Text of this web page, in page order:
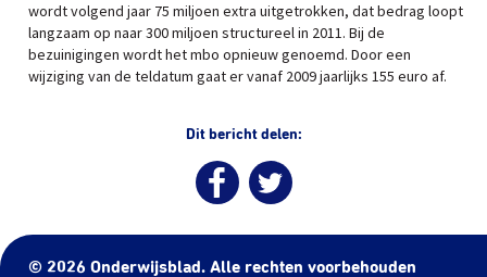
wordt volgend jaar 75 miljoen extra uitgetrokken, dat bedrag loopt
langzaam op naar 300 miljoen structureel in 2011. Bij de
bezuinigingen wordt het mbo opnieuw genoemd. Door een
wijziging van de teldatum gaat er vanaf 2009 jaarlijks 155 euro af.
Dit bericht delen:
© 2026 Onderwijsblad. Alle rechten voorbehouden